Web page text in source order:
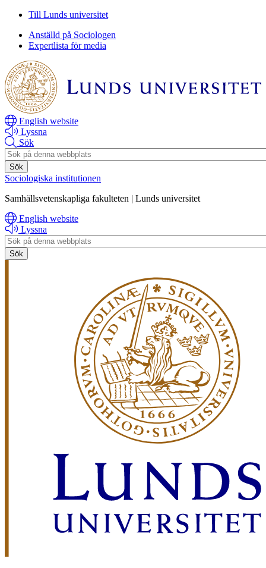
Hoppa
huvudinnehåll
Hoppa
huvudinnehåll
Till Lunds universitet
Anställd på Sociologen
Expertlista för media
English website
Lyssna
Sök
Header
search
Sociologiska institutionen
Samhällsvetenskapliga fakulteten | Lunds universitet
English website
Lyssna
Header
search